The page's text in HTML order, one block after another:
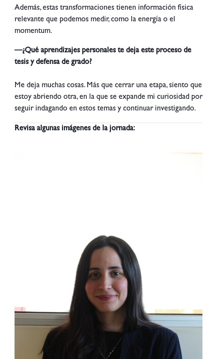
Además, estas transformaciones tienen información física
relevante que podemos medir, como la energía o el
momentum.
—¿Qué aprendizajes personales te deja este proceso de
tesis y defensa de grado?
Me deja muchas cosas. Más que cerrar una etapa, siento que
estoy abriendo otra, en la que se expande mi curiosidad por
seguir indagando en estos temas y continuar investigando.
Revisa algunas imágenes de la jornada: